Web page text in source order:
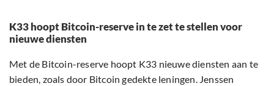
K33 hoopt Bitcoin-reserve in te zet te stellen voor
nieuwe diensten
Met de Bitcoin-reserve hoopt K33 nieuwe diensten aan te
bieden, zoals door Bitcoin gedekte leningen. Jenssen